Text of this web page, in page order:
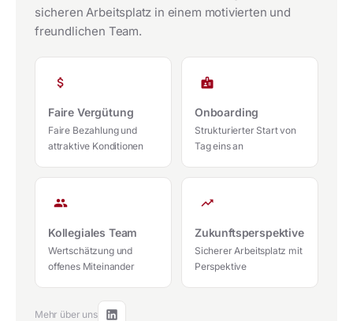
sicheren Arbeitsplatz in einem motivierten und
freundlichen Team.
attach_money
Faire Vergütung
Faire Bezahlung und
attraktive Konditionen
badge
Onboarding
Strukturierter Start von
Tag eins an
group
Kollegiales Team
Wertschätzung und
offenes Miteinander
trending_up
Zukunftsperspektive
Sicherer Arbeitsplatz mit
Perspektive
Mehr über uns